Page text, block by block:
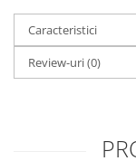
Caracteristici
Review-uri(0)